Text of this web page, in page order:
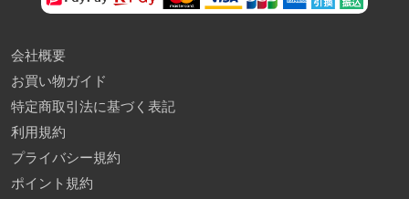
会社概要
お買い物ガイド
特定商取引法に基づく表記
利用規約
プライバシー規約
ポイント規約